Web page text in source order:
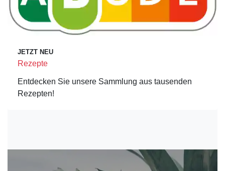
JETZT NEU
Rezepte
Entdecken Sie unsere Sammlung aus tausenden
Rezepten!